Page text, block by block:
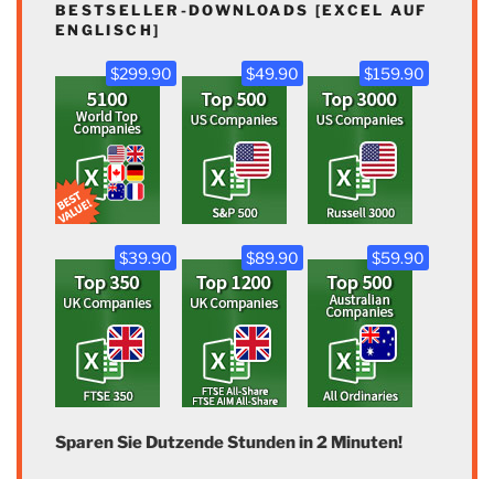
BESTSELLER-DOWNLOADS [EXCEL AUF
ENGLISCH]
$299.90 $49.90 $159.90
$39.90 $89.90 $59.90
Sparen Sie Dutzende Stunden in 2 Minuten!